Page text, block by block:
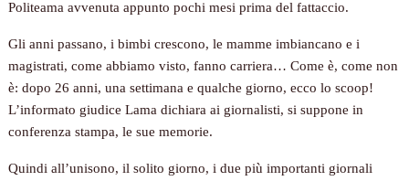
Politeama avvenuta appunto pochi mesi prima del fattaccio.
Gli anni passano, i bimbi crescono, le mamme imbiancano e i
magistrati, come abbiamo visto, fanno carriera… Come è, come non
è: dopo 26 anni, una settimana e qualche giorno, ecco lo scoop!
L’informato giudice Lama dichiara ai giornalisti, si suppone in
conferenza stampa, le sue memorie.
Quindi all’unisono, il solito giorno, i due più importanti giornali